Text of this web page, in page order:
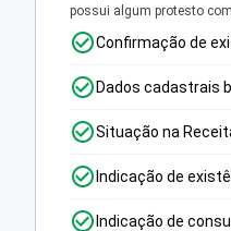
possui algum protesto
Confirmação de
Dados cadastrais
Situação na
Indicação de
Indicação de